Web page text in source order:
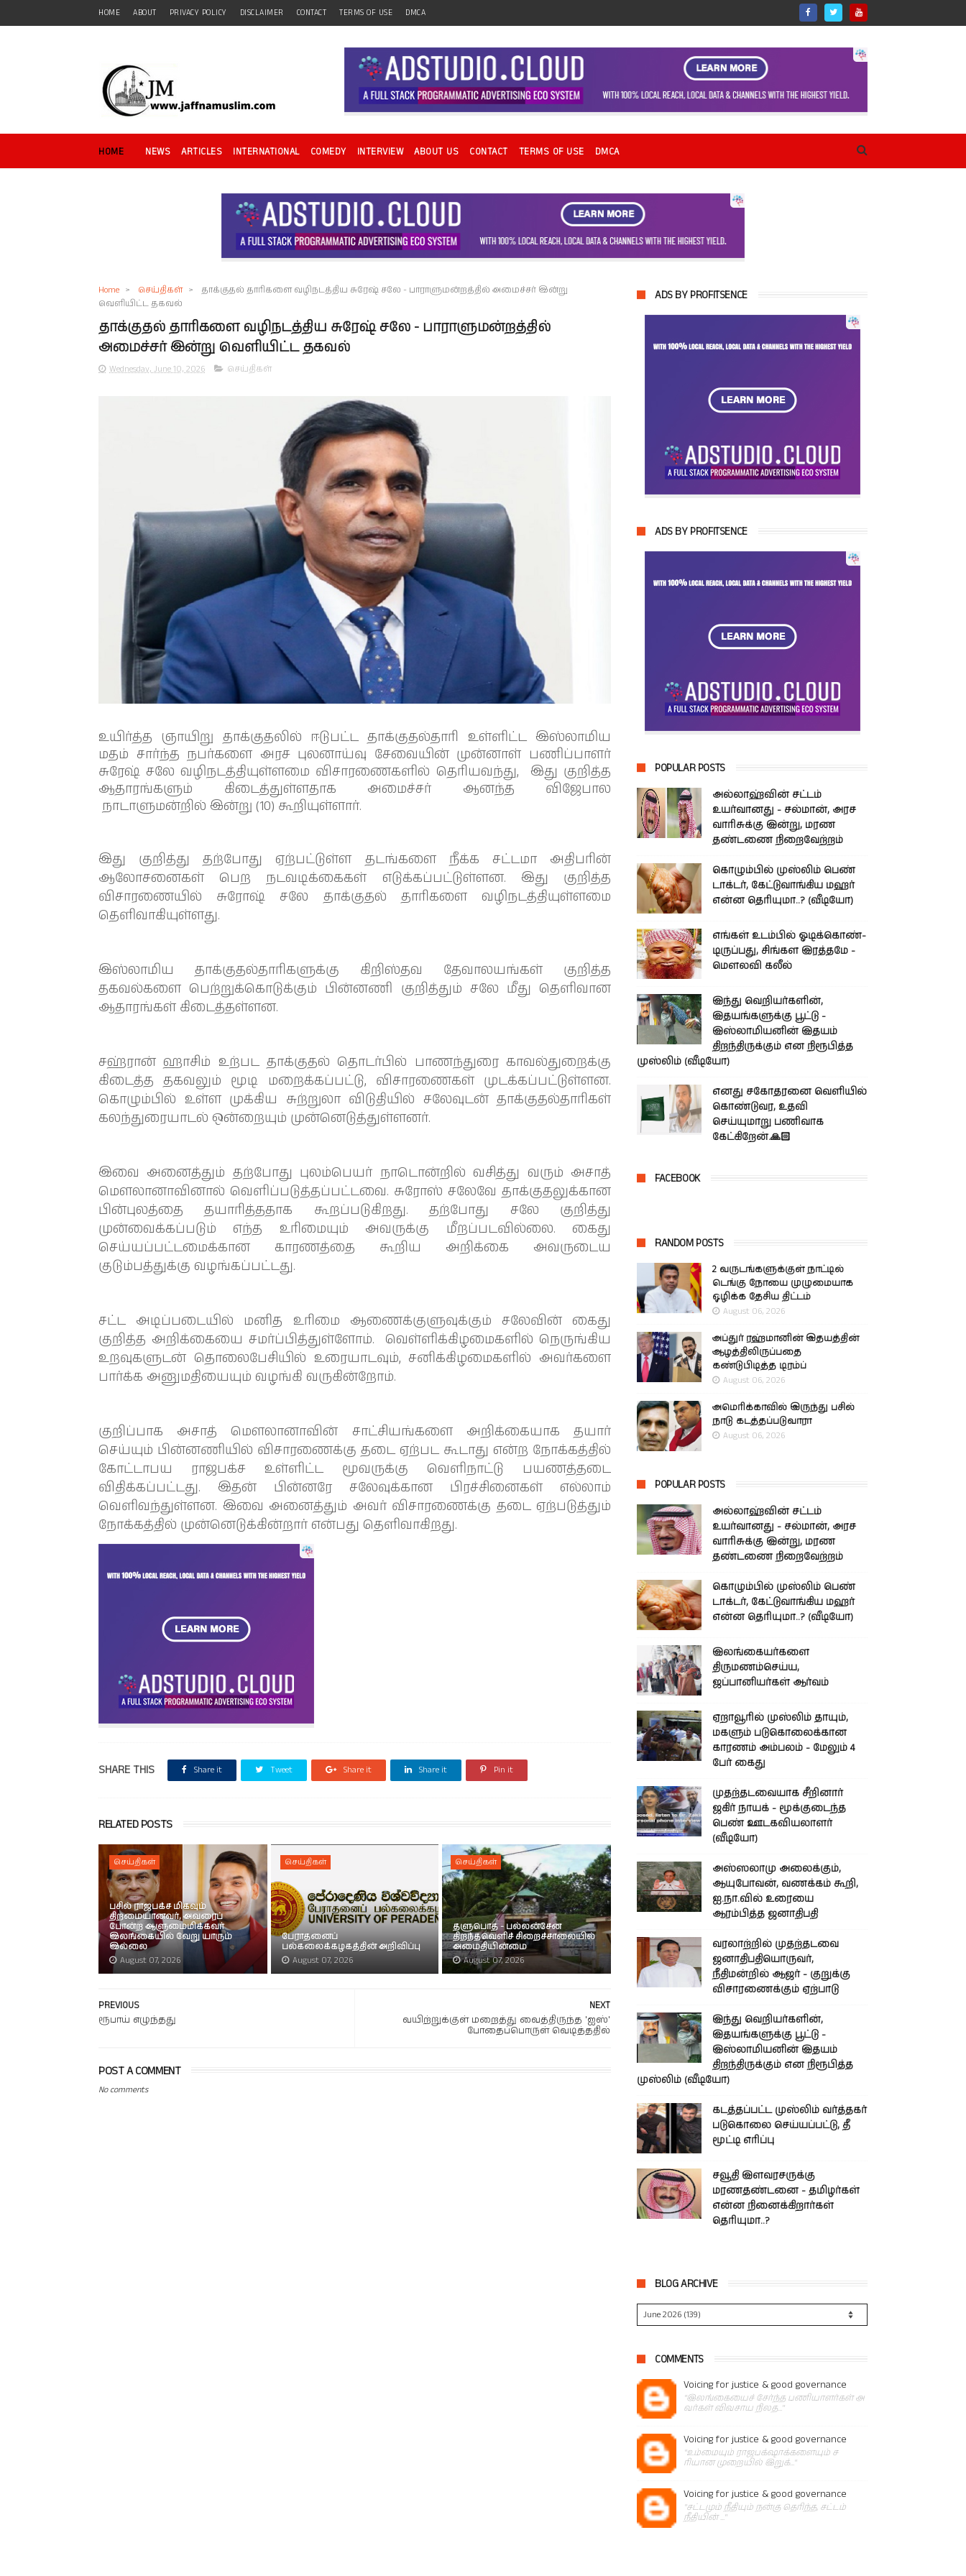
HOME ABOUT PRIVACY POLICY DISCLAIMER CONTACT TERMS OF USE DMCA
HOME NEWS ARTICLES INTERNATIONAL COMEDY INTERVIEW ABOUT US CONTACT TERMS OF USE DMCA
Home > செய்திகள் >
தாக்குதல் தாரிகளை வழிநடத்திய சுரேஷ் சலே - பாராளுமன்றத்தில் அமைச்சர் இன்று
வெளியிட்ட தகவல்
தாக்குதல் தாரிகளை வழிநடத்திய சுரேஷ் சலே - பாராளுமன்றத்தில்
அமைச்சர் இன்று வெளியிட்ட தகவல்
Wednesday, June 10, 2026 செய்திகள்
உயிர்த்த ஞாயிறு தாக்குதலில் ஈடுபட்ட தாக்குதல்தாரி உள்ளிட்ட இஸ்லாமிய
மதம் சார்ந்த நபர்களை அரச புலனாய்வு சேவையின் முன்னாள் பணிப்பாளர்
சுரேஷ் சலே வழிநடத்தியுள்ளமை விசாரணைகளில் தெரியவந்து, இது குறித்த
ஆதாரங்களும் கிடைத்துள்ளதாக அமைச்சர் ஆனந்த விஜேபால
நாடாளுமன்றில் இன்று (10) கூறியுள்ளார்.
இது குறித்து தற்போது ஏற்பட்டுள்ள தடங்களை நீக்க சட்டமா அதிபரின்
ஆலோசனைகள் பெற நடவடிக்கைகள் எடுக்கப்பட்டுள்ளன. இது குறித்த
விசாரணையில் சுரோஷ் சலே தாக்குதல் தாரிகளை வழிநடத்தியுள்ளமை
தெளிவாகியுள்ளது.
இஸ்லாமிய தாக்குதல்தாரிகளுக்கு கிறிஸ்தவ தேவாலயங்கள் குறித்த
தகவல்களை பெற்றுக்கொடுக்கும் பின்னணி குறித்தும் சலே மீது தெளிவான
ஆதாரங்கள் கிடைத்தள்ளன.
சஹ்ரான் ஹாசிம் உற்பட தாக்குதல் தொடர்பில் பாணந்துரை காவல்துறைக்கு
கிடைத்த தகவலும் மூடி மறைக்கப்பட்டு, விசாரணைகள் முடக்கப்பட்டுள்ளன.
கொழும்பில் உள்ள முக்கிய சுற்றுலா விடுதியில் சலேவுடன் தாக்குதல்தாரிகள்
கலந்துரையாடல் ஒன்றையும் முன்னெடுத்துள்ளனர்.
இவை அனைத்தும் தற்போது புலம்பெயர் நாடொன்றில் வசித்து வரும் அசாத்
மௌலானாவினால் வெளிப்படுத்தப்பட்டவை. சுரோஸ் சலேவே தாக்குதலுக்கான
பின்புலத்தை தயாரித்ததாக கூறப்படுகிறது. தற்போது சலே குறித்து
முன்வைக்கப்படும் எந்த உரிமையும் அவருக்கு மீறப்படவில்லை. கைது
செய்யப்பட்டமைக்கான காரணத்தை கூறிய அறிக்கை அவருடைய
குடும்பத்துக்கு வழங்கப்பட்டது.
சட்ட அடிப்படையில் மனித உரிமை ஆணைக்குளுவுக்கும் சலேவின் கைது
குறித்த அறிக்கையை சமர்ப்பித்துள்ளோம். வெள்ளிக்கிழமைகளில் நெருங்கிய
உறவுகளுடன் தொலைபேசியில் உரையாடவும், சனிக்கிழமைகளில் அவர்களை
பார்க்க அனுமதியையும் வழங்கி வருகின்றோம்.
குறிப்பாக அசாத் மௌலானாவின் சாட்சியங்களை அறிக்கையாக தயார்
செய்யும் பின்னணியில் விசாரணைக்கு தடை ஏற்பட கூடாது என்ற நோக்கத்தில்
கோட்டாபய ராஜபக்ச உள்ளிட்ட மூவருக்கு வெளிநாட்டு பயணத்தடை
விதிக்கப்பட்டது. இதன் பின்னரே சலேவுக்கான பிரச்சினைகள் எல்லாம்
வெளிவந்துள்ளன. இவை அனைத்தும் அவர் விசாரணைக்கு தடை ஏற்படுத்தும்
நோக்கத்தில் முன்னெடுக்கின்றார் என்பது தெளிவாகிறது.
SHARE THIS Share it Tweet Share it Share it Pin it
RELATED POSTS
செய்திகள்
பசில் ராஜபக்ச மிகவும்
திறமையானவர், அவரைப்
போன்ற ஆளுமைமிக்கவர்
இலங்கையில் வேறு யாரும்
இல்லை
August 07, 2026
செய்திகள்
பேராதனைப்
பல்கலைக்கழகத்தின் அறிவிப்பு
August 07, 2026
செய்திகள்
தளுபொத - பல்லன்சேன
திறந்தவெளிச் சிறைச்சாலையில்
அமைதியின்மை
August 07, 2026
NEXT
வயிற்றுக்குள் மறைத்து வைத்திருந்த 'ஐஸ்'
போதைப்பொருள் வெடித்ததில்
PREVIOUS
ரூபாய் எழுந்தது
POST A COMMENT
No comments
ADS BY PROFITSENCE
ADS BY PROFITSENCE
POPULAR POSTS
அல்லாஹ்வின் சட்டம்
உயர்வானது - சல்மான், அரச
வாரிசுக்கு இன்று, மரண
தண்டணை நிறைவேற்றம்
கொழும்பில் முஸ்லிம் பெண்
டாக்டர், கேட்டுவாங்கிய மஹர்
என்ன தெரியுமா..? (வீடியோ)
எங்கள் உடம்பில் ஓடிக்­கொண்­
டி­ருப்­பது, சிங்­கள இரத்­தமே -
மௌலவி கலீல்
இந்து வெறியர்களின்,
இதயங்களுக்கு பூட்டு -
இஸ்லாமியனின் இதயம்
திறந்திருக்கும் என நிரூபித்த
முஸ்லிம் (வீடியோ)
எனது சகோதரனை வெளியில்
கொண்டுவர, உதவி
செய்யுமாறு பணிவாக
கேட்கிறேன்.🙏🏻
FACEBOOK
RANDOM POSTS
2 வருடங்களுக்குள் நாட்டில்
டெங்கு நோயை முழுமையாக
ஒழிக்க தேசிய திட்டம்
August 06, 2026
அப்துர் ரஹ்மானின் இதயத்தின்
ஆழத்திலிருப்பதை
கண்டுபிடித்த டிரம்ப்
August 06, 2026
அமெரிக்காவில் இருந்து பசில்
நாடு கடத்தப்படுவாரா
August 06, 2026
POPULAR POSTS
அல்லாஹ்வின் சட்டம்
உயர்வானது - சல்மான், அரச
வாரிசுக்கு இன்று, மரண
தண்டணை நிறைவேற்றம்
கொழும்பில் முஸ்லிம் பெண்
டாக்டர், கேட்டுவாங்கிய மஹர்
என்ன தெரியுமா..? (வீடியோ)
இலங்கையர்களை
திருமணம்செய்ய,
ஜப்பானியர்கள் ஆர்வம்
ஏறாவூரில் முஸ்லிம் தாயும்,
மகளும் படுகொலைக்கான
காரணம் அம்பலம் - மேலும் 4
பேர் கைது
முதற்தடவையாக சீறினார்
ஜகிர் நாயக் - மூக்குடைந்த
பெண் ஊடகவியலாளர்
(வீடியோ)
அஸ்ஸலாமு அலைக்கும்,
ஆயுபோவன், வணக்கம் கூறி,
ஐ.நா.வில் உரையை
ஆரம்பித்த ஜனாதிபதி
வரலாற்றில் முதற்தடவை
ஜனாதிபதியொருவர்,
நீதிமன்றில் ஆஜர் - குறுக்கு
விசாரணைக்கும் ஏற்பாடு
இந்து வெறியர்களின்,
இதயங்களுக்கு பூட்டு -
இஸ்லாமியனின் இதயம்
திறந்திருக்கும் என நிரூபித்த
முஸ்லிம் (வீடியோ)
கடத்தப்பட்ட முஸ்லிம் வர்த்தகர்
படுகொலை செய்யப்பட்டு, தீ
மூட்டி எரிப்பு
சவூதி இளவரசருக்கு
மரணதண்டனை - தமிழர்கள்
என்ன நினைக்கிறார்கள்
தெரியுமா..?
BLOG ARCHIVE
COMMENTS
Voicing for justice & good governance
"இலங்கையைச் சேர்ந்த பணியாளர்கள் அ
வர்கள் விவசாய நிலத..."
Voicing for justice & good governance
"உம்மையும் ராஜபக்‌ஷாக்களையும் ச
ரியான முறையில் இறுக்..."
Voicing for justice & good governance
"சட்டமும் நீதியும் நன்கு தெரிந்த, சட்டம்
நீதியின் ..."